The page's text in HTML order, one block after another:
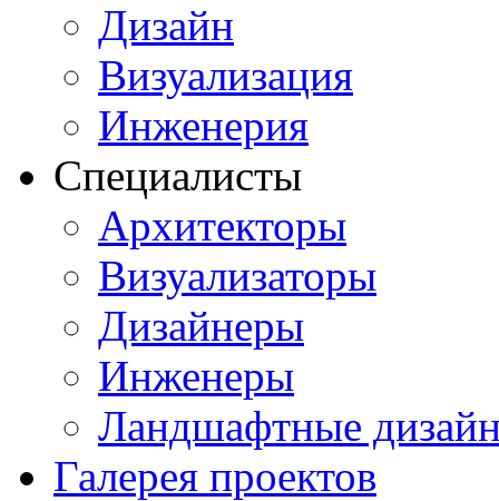
Дизайн
Визуализация
Инженерия
Специалисты
Архитекторы
Визуализаторы
Дизайнеры
Инженеры
Ландшафтные
Галерея проектов